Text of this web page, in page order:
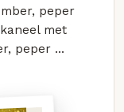
peper
met
peper ...